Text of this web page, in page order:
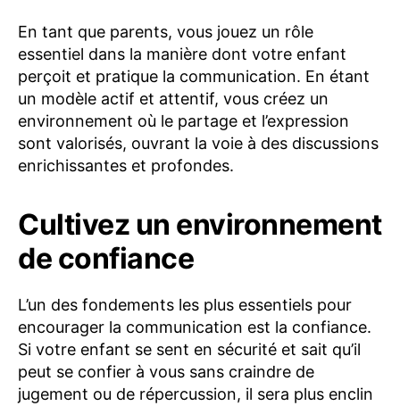
En tant que parents, vous jouez un rôle
essentiel dans la manière dont votre enfant
perçoit et pratique la communication. En étant
un modèle actif et attentif, vous créez un
environnement où le partage et l’expression
sont valorisés, ouvrant la voie à des discussions
enrichissantes et profondes.
Cultivez un environnement
de confiance
L’un des fondements les plus essentiels pour
encourager la communication est la confiance.
Si votre enfant se sent en sécurité et sait qu’il
peut se confier à vous sans craindre de
jugement ou de répercussion, il sera plus enclin